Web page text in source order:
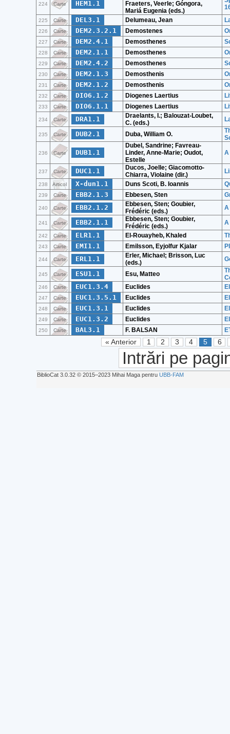
224 Carte HEM1.1
Fraeters, Veerle; Góngora,
Mariá Eugenia (eds.)
225 Carte DEL3.1 Delumeau, Jean
226 Carte DEM2.3.2.1 Demostenes
227 Carte DEM2.4.1 Demosthenes
228 Carte DEM2.1.1 Demosthenes
229 Carte DEM2.4.2 Demosthenes
230 Carte DEM2.1.3 Demosthenis
231 Carte DEM2.1.2 Demosthenis
232 Carte DIO6.1.2 Diogenes Laertius
233 Carte DIO6.1.1 Diogenes Laertius
234 Carte DRA1.1
Draelants, I.; Balouzat-Loubet,
C. (eds.)
235 Carte DUB2.1 Duba, William O.
236 Carte DUB1.1
Dubel, Sandrine; Favreau-
Linder, Anne-Marie; Oudot,
Estelle
A
237 Carte DUC1.1
Ducos, Joelle; Giacomotto-
Chiarra, Violaine (dir.)
238 Articol X-dun1.1 Duns Scoti, B. Ioannis
239 Carte EBB2.1.3 Ebbesen, Sten
240 Carte EBB2.1.2
Ebbesen, Sten; Goubier,
Frédéric (eds.)
A
241 Carte EBB2.1.1
Ebbesen, Sten; Goubier,
Frédéric (eds.)
A
242 Carte ELR1.1 El-Rouayheb, Khaled
243 Carte EMI1.1 Emilsson, Eyjolfur Kjalar
244 Carte ERL1.1
Erler, Michael; Brisson, Luc
(eds.)
245 Carte ESU1.1 Esu, Matteo
246 Carte EUC1.3.4 Euclides
247 Carte EUC1.3.5.1 Euclides
248 Carte EUC1.3.1 Euclides
249 Carte EUC1.3.2 Euclides
250 Carte BAL3.1 F. BALSAN
« Anterior 1 2 3 4 5 6
Intrări pe
BiblioCat 3.0.32 © 2015‒2023 Mihai Maga pentru UBB-FAM